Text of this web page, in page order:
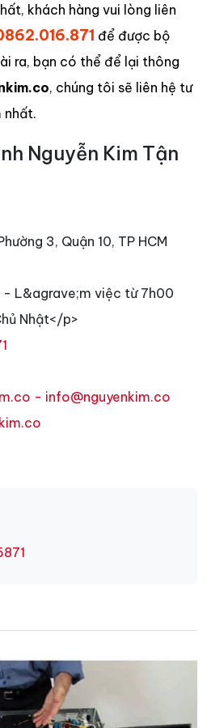
khách hàng vui lòng liên
để được bộ
ra, bạn có thể để lại thông
, chúng tôi sẽ liên hệ tư
nhất.
Nguyễn Kim Tận
3, Quận 10, TP HCM
- L&agrave;m việc từ 7h00
Nhật</p>
- info@nguyenkim.co